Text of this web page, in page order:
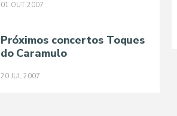
01 OUT 2007
Próximos concertos Toques
do Caramulo
20 JUL 2007